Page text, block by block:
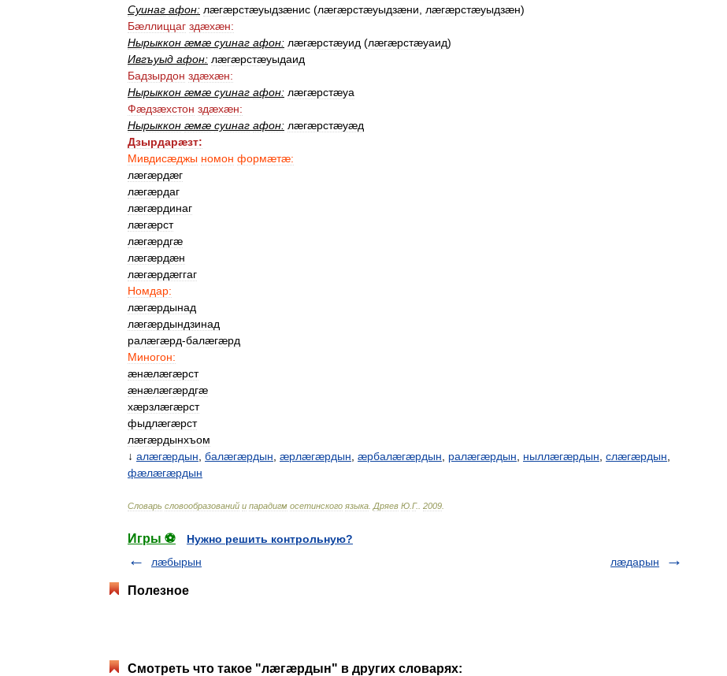
Суинаг афон: лæгæрстæуыдзæнис (лæгæрстæуыдзæни лæгæрстæуыдзæн)
Бæллиццаг здæхæн:
Нырыккон æмæ суинаг афон: лæгæрстæуид (лæгæрстæуаид)
Ивгъуыд афон: лæгæрстæуыдаид
Бадзырдон здæхæн:
Нырыккон æмæ суинаг афон: лæгæрстæуа
Фæдзæхстон здæхæн:
Нырыккон æмæ суинаг афон: лæгæрстæуæд
Дзырдарæзт:
Мивдисæджы номон формæтæ:
лæгæрдæг
лæгæрдаг
лæгæрдинаг
лæгæрст
лæгæрдгæ
лæгæрдæн
лæгæрдæггаг
Номдар:
лæгæрдынад
лæгæрдындзинад
ралæгæрд-балæгæрд
Миногон:
æнæлæгæрст
æнæлæгæрдгæ
хæрзлæгæрст
фыдлæгæрст
лæгæрдынхъом
↓ алæгæрдын балæгæрдын æрлæгæрдын æрбалæгæрдын ралæгæрдын ныллæгæрдын слæгæрдын
фæлæгæрдын
Словарь словообразований и парадигм осетинского языка Дряев Ю Г. 2009
Игры ⚽
Нужно решить контрольную?
лæбырын
лæдарын
Полезное
Смотреть что такое "лæгæрдын" в других словарях: